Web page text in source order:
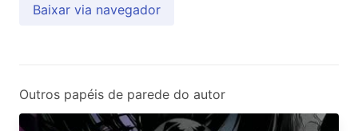
Baixar via navegador
Outros papéis de parede do autor